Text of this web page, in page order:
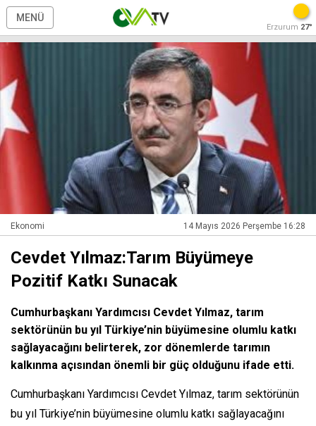
MENÜ
Erzurum 27°
Ekonomi 14 Mayıs 2026 Perşembe 16:28
Cevdet Yılmaz:Tarım Büyümeye
Pozitif Katkı Sunacak
Cumhurbaşkanı Yardımcısı Cevdet Yılmaz, tarım
sektörünün bu yıl Türkiye’nin büyümesine olumlu katkı
sağlayacağını belirterek, zor dönemlerde tarımın
kalkınma açısından önemli bir güç olduğunu ifade etti.
Cumhurbaşkanı Yardımcısı Cevdet Yılmaz, tarım sektörünün
bu yıl Türkiye’nin büyümesine olumlu katkı sağlayacağını